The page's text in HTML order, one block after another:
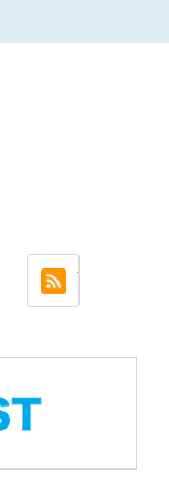
instagramrss